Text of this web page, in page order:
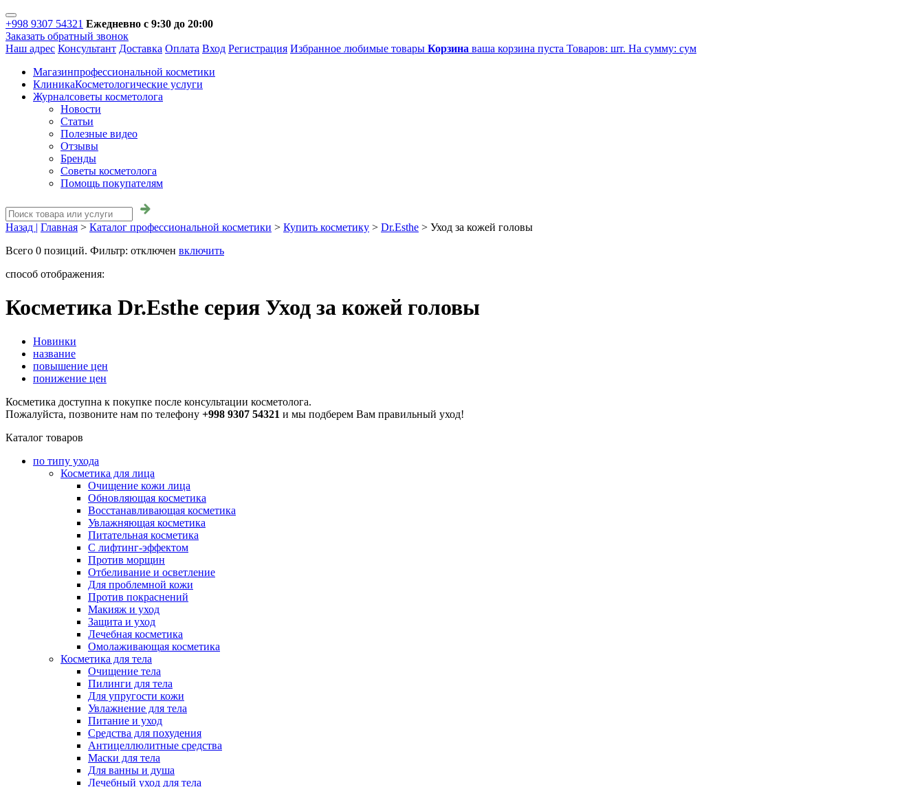
+998 9307 54321 Ежедневно с 9:30 до 20:00
Заказать обратный звонок
Наш адрес Консультант Доставка Оплата Вход Регистрация Избранное любимые товары Корзина ваша корзина пуста Товаров: шт. На сумму: сум
Магазинпрофессиональной косметики
КлиникаКосметологические услуги
Журналсоветы косметолога
Новости
Статьи
Полезные видео
Отзывы
Бренды
Советы косметолога
Помощь покупателям
Назад | Главная > Каталог профессиональной косметики > Купить косметику > Dr.Esthe > Уход за кожей головы
Всего 0 позиций. Фильтр: отключен включить
способ отображения:
Косметика Dr.Esthe серия Уход за кожей головы
Новинки
название
повышение цен
понижение цен
Косметика доступна к покупке после консультации косметолога.
Пожалуйста, позвоните нам по телефону +998 9307 54321 и мы подберем Вам правильный уход!
Каталог товаров
по типу ухода
Косметика для лица
Очищение кожи лица
Обновляющая косметика
Восстанавливающая косметика
Увлажняющая косметика
Питательная косметика
С лифтинг-эффектом
Против морщин
Отбеливание и осветление
Для проблемной кожи
Против покраснений
Макияж и уход
Защита и уход
Лечебная косметика
Омолаживающая косметика
Косметика для тела
Очищение тела
Пилинги для тела
Для упругости кожи
Увлажнение для тела
Питание и уход
Средства для похудения
Антицеллюлитные средства
Маски для тела
Для ванны и душа
Лечебный уход для тела